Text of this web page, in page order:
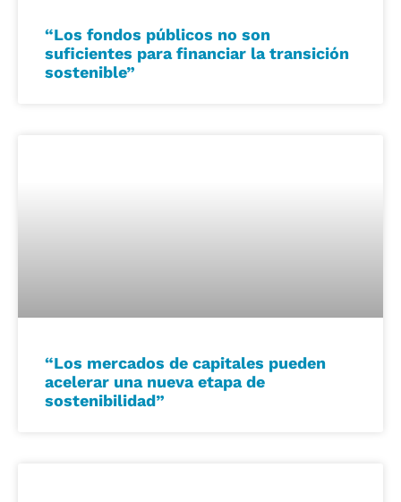
“Los fondos públicos no son
suficientes para financiar la transición
sostenible”
“Los mercados de capitales pueden
acelerar una nueva etapa de
sostenibilidad”